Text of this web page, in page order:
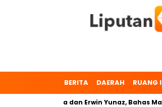
BERITA DAERAH RUANG
Dr. Zulmaeta dan Erwin Yunaz, Bahas Masa